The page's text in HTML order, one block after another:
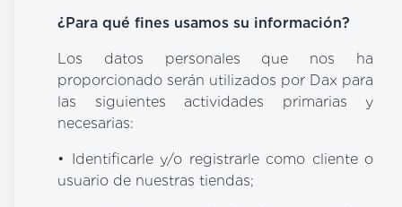
¿Para qué fines usamos su información?
Los datos personales que nos ha
proporcionado serán utilizados por Dax para
las siguientes actividades primarias y
necesarias:
• Identificarle y/o registrarle como cliente o
usuario de nuestras tiendas;